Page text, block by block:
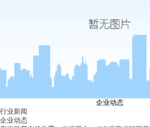
企业动态
行业新闻
企业动态